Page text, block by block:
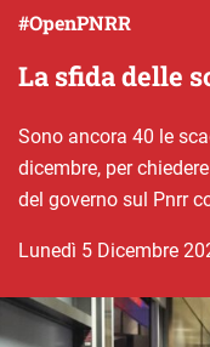
La sfida delle
#OpenPNRR
Sono ancora 40 le
dicembre, per
del governo sul Pnrr
lunedì 5 Dicembre